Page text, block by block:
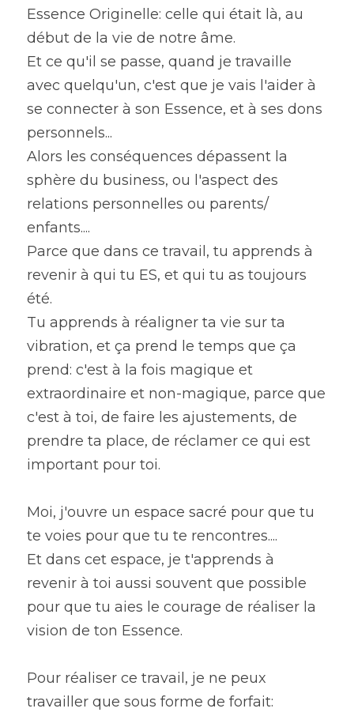
Essence Originelle: celle qui était là, au
début de la vie de notre âme.
Et ce qu'il se passe, quand je travaille
avec quelqu'un, c'est que je vais l'aider à
se connecter à son Essence, et à ses dons
personnels...
Alors les conséquences dépassent la
sphère du business, ou l'aspect des
relations personnelles ou parents/
enfants....
Parce que dans ce travail, tu apprends à
revenir à qui tu ES, et qui tu as toujours
été.
Tu apprends à réaligner ta vie sur ta
vibration, et ça prend le temps que ça
prend: c'est à la fois magique et
extraordinaire et non-magique, parce que
c'est à toi, de faire les ajustements, de
prendre ta place, de réclamer ce qui est
important pour toi.
Moi, j'ouvre un espace sacré pour que tu
te voies pour que tu te rencontres....
Et dans cet espace, je t'apprends à
revenir à toi aussi souvent que possible
pour que tu aies le courage de réaliser la
vision de ton Essence.
Pour réaliser ce travail, je ne peux
travailler que sous forme de forfait: